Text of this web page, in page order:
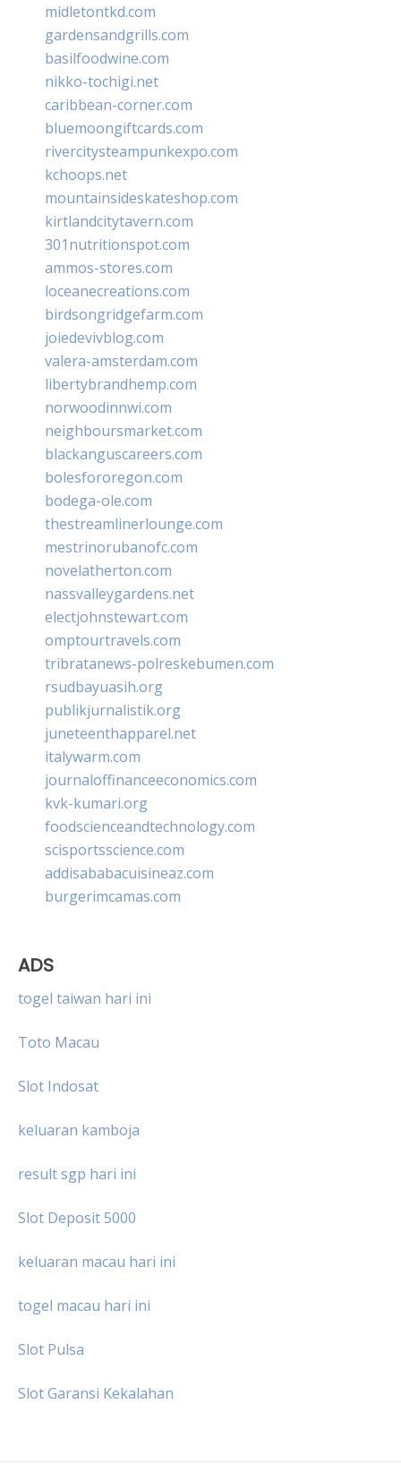
midletontkd.com
gardensandgrills.com
basilfoodwine.com
nikko-tochigi.net
caribbean-corner.com
bluemoongiftcards.com
rivercitysteampunkexpo.com
kchoops.net
mountainsideskateshop.com
kirtlandcitytavern.com
301nutritionspot.com
ammos-stores.com
loceanecreations.com
birdsongridgefarm.com
joiedevivblog.com
valera-amsterdam.com
libertybrandhemp.com
norwoodinnwi.com
neighboursmarket.com
blackanguscareers.com
bolesfororegon.com
bodega-ole.com
thestreamlinerlounge.com
mestrinorubanofc.com
novelatherton.com
nassvalleygardens.net
electjohnstewart.com
omptourtravels.com
tribratanews-polreskebumen.com
rsudbayuasih.org
publikjurnalistik.org
juneteenthapparel.net
italywarm.com
journaloffinanceeconomics.com
kvk-kumari.org
foodscienceandtechnology.com
scisportsscience.com
addisababacuisineaz.com
burgerimcamas.com
ADS
togel taiwan hari ini
Toto Macau
Slot Indosat
keluaran kamboja
result sgp hari ini
Slot Deposit 5000
keluaran macau hari ini
togel macau hari ini
Slot Pulsa
Slot Garansi Kekalahan